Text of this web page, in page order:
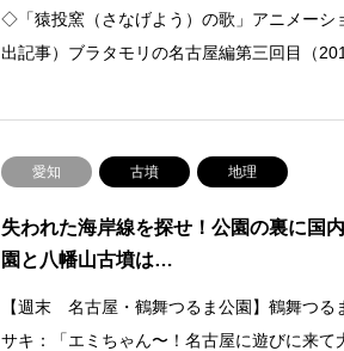
◇「猿投窯（さなげよう）の歌」アニメーシ
出記事）ブラタモリの名古屋編第三回目（
愛知 古墳 地理
失われた海岸線を探せ！公園の裏に国
園と八幡山古墳は…
【週末 名古屋・鶴舞つるま公園】鶴舞つる
サキ：「エミちゃん〜！名古屋に遊びに来て